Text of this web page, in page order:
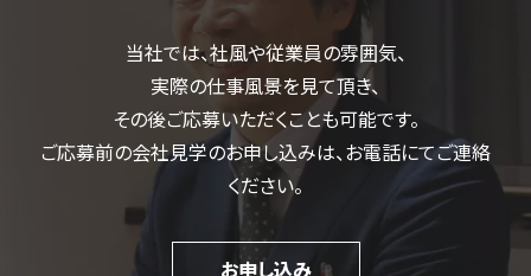
当社では、社風や従業員の雰囲気、
実際の仕事風景を見て頂き、
その後ご応募いただくことも可能です。
ご応募前の会社見学のお申し込みは、お電話にてご連絡
ください。
お申し込み